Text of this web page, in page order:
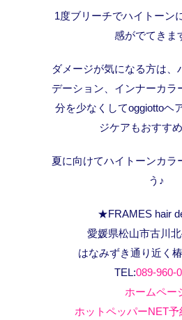
1度ブリーチでハイトーン
感がでてきま
ダメージが気になる方は、
デーション、インナーカラ
分を少なくしてoggiottoヘ
ジケアもおすすめ
夏に向けてハイトーンカラ
う♪
★FRAMES hair
愛媛県松山市古川
はなみずき通り近く椿
TEL:089-960-
ホームペー
ホットペッパーNET